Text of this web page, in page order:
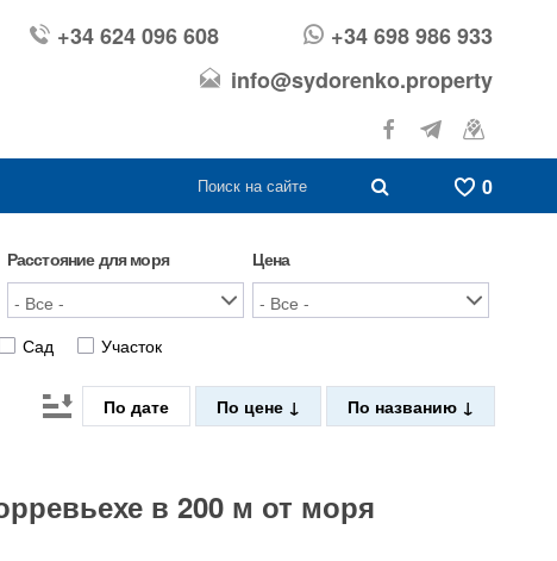
+34 698 986 933
+34 624 096 608
info@sydorenko.property
0
Расстояние для моря Цена
Сад Участок
По дате По цене По названию
в 200 м от моря